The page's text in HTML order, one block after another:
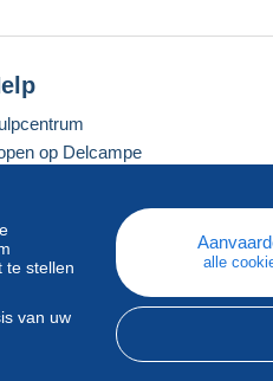
te stellen
van uw
alle
op Delcampe
beveiligde website